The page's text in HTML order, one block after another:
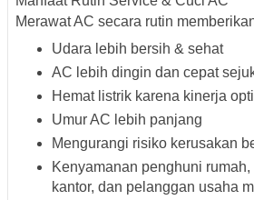
Merawat AC secara rutin
Udara lebih bersih & sehat
AC lebih dingin dan cepat
Hemat listrik karena kinerja
Umur AC lebih panjang
Mengurangi risiko kerusakan
Kenyamanan penghuni rumah,
kantor, dan pelanggan usaha